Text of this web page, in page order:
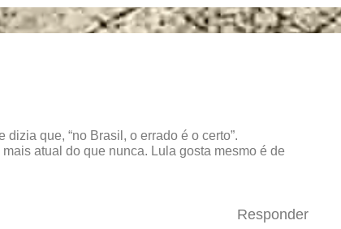
que, “no Brasil, o errado é o certo”.
atual do que nunca. Lula gosta mesmo é de
Responder